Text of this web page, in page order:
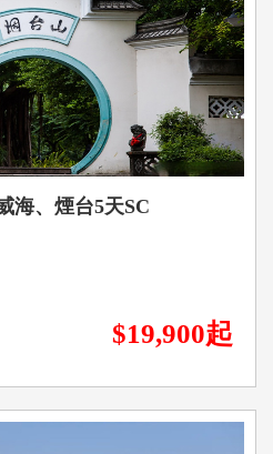
海、煙台5天SC
$19,900起